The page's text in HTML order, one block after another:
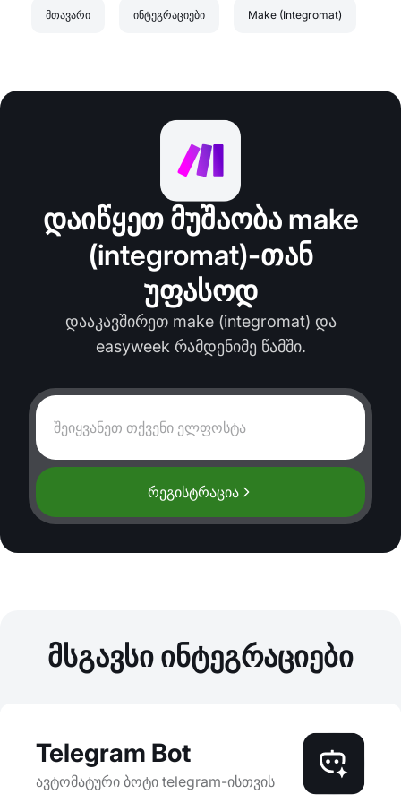
მთავარი ინტეგრაციები Make (Integromat)
დაიწყეთ მუშაობა make
(integromat)-თან
უფასოდ
დააკავშირეთ make (integromat) და
easyweek რამდენიმე წამში.
რეგისტრაცია
მსგავსი ინტეგრაციები
Telegram Bot
ავტომატური ბოტი telegram-ისთვის